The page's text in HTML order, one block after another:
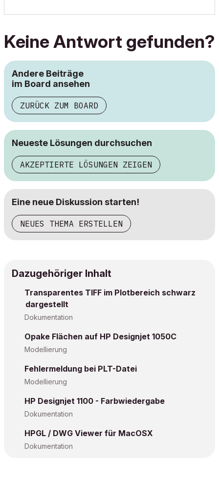
Keine Antwort gefunden?
Andere Beiträge
im Board ansehen
ZURÜCK ZUM BOARD
Neueste Lösungen durchsuchen
AKZEPTIERTE LÖSUNGEN ZEIGEN
Eine neue Diskussion starten!
NEUES THEMA ERSTELLEN
Dazugehöriger Inhalt
Transparentes TIFF im Plotbereich schwarz
dargestellt
Dokumentation
Opake Flächen auf HP Designjet 1050C
Modellierung
Fehlermeldung bei PLT-Datei
Modellierung
HP Designjet 1100 - Farbwiedergabe
Dokumentation
HPGL / DWG Viewer für MacOSX
Dokumentation